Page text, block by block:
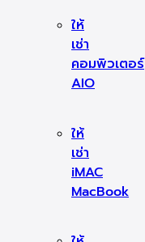
ให้
เช่า
คอมพิวเตอร์
AIO
ให้
เช่า
iMAC
MacBook